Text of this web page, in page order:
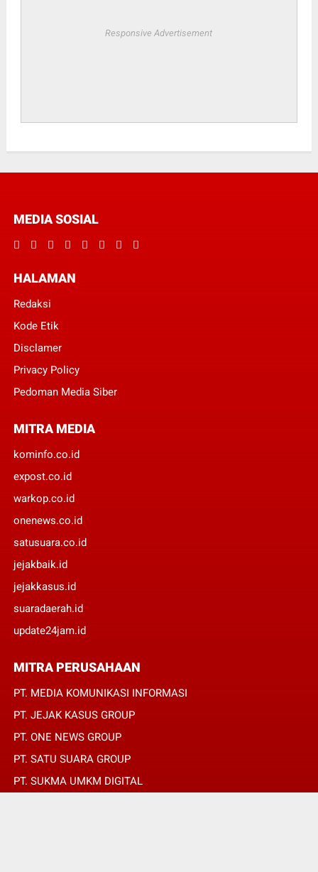
Responsive Advertisement
MEDIA SOSIAL
HALAMAN
Redaksi
Kode Etik
Disclamer
Privacy Policy
Pedoman Media Siber
MITRA MEDIA
kominfo.co.id
expost.co.id
warkop.co.id
onenews.co.id
satusuara.co.id
jejakbaik.id
jejakkasus.id
suaradaerah.id
update24jam.id
MITRA PERUSAHAAN
PT. MEDIA KOMUNIKASI INFORMASI
PT. JEJAK KASUS GROUP
PT. ONE NEWS GROUP
PT. SATU SUARA GROUP
PT. SUKMA UMKM DIGITAL